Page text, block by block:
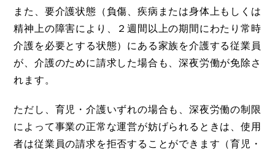
また、要介護状態（負傷、疾病または身体上もしくは
精神上の障害により、２週間以上の期間にわたり常時
介護を必要とする状態）にある家族を介護する従業員
が、介護のために請求した場合も、深夜労働が免除さ
れます。
ただし、育児・介護いずれの場合も、深夜労働の制限
によって事業の正常な運営が妨げられるときは、使用
者は従業員の請求を拒否することができます（育児・